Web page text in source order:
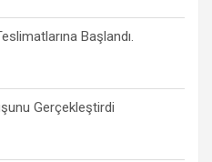
Başlandı.
Gerçekleştirdi